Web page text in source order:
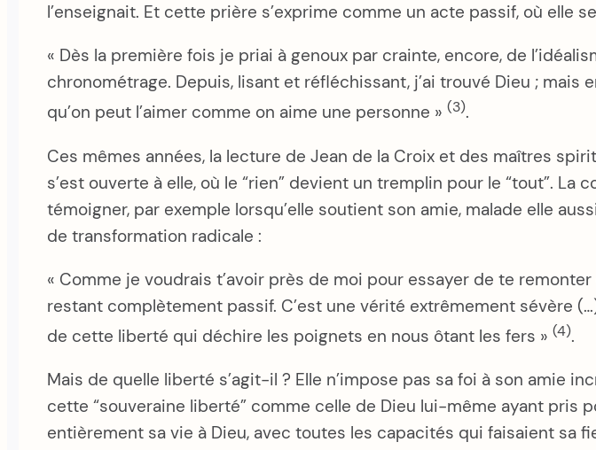
l’enseignait. Et cette prière s’exprime comme un acte passif, où elle
« Dès la première fois je priai à genoux par crainte, encore, de
chronométrage. Depuis, lisant et réfléchissant, j’ai trouvé Dieu ;
qu’on peut l’aimer comme on aime une personne »(3).
Ces mêmes années, la lecture de Jean de la Croix et des maîtres
s’est ouverte à elle, où le “rien” devient un tremplin pour le “tout”. La
témoigner, par exemple lorsqu’elle soutient son amie, malade elle
de transformation radicale :
« Comme je voudrais t’avoir près de moi pour essayer de te
restant complètement passif. C’est une vérité extrêmement sévère
de cette liberté qui déchire les poignets en nous ôtant les fers »(4).
Mais de quelle liberté s’agit-il ? Elle n’impose pas sa foi à son amie
cette “souveraine liberté” comme celle de Dieu lui-même ayant pris
entièrement sa vie à Dieu, avec toutes les capacités qui faisaient sa